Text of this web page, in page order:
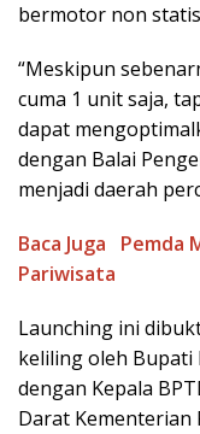
bermotor non
“Meskipun
cuma 1 unit saja,
dapat
dengan Balai
menjadi daerah
Baca Juga
Pemda
Pariwisata
Launching ini
keliling oleh Bupati
dengan Kepala
Darat Kementerian